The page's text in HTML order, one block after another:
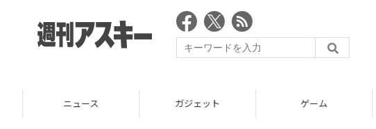
ニュース ガジェット ゲーム